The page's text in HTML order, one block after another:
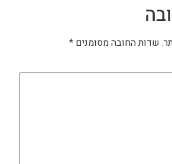
שדות החובה מסומנים *